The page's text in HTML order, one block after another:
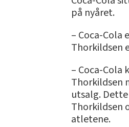
på nyåret.
– Coca-Cola
Thorkildsen
– Coca-
Thorkildsen
utsalg.
Thorkildsen
atletene.